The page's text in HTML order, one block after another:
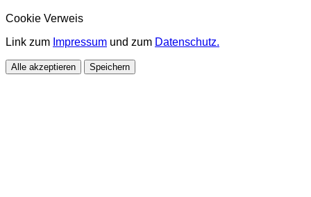
Cookie Verweis
Link zum Impressum und zum Datenschutz.
Alle akzeptieren Speichern